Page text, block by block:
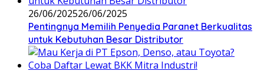
26/06/202526/06/2025
Pentingnya Memilih Penyedia Paranet Berkualitas
untuk Kebutuhan Besar Distributor